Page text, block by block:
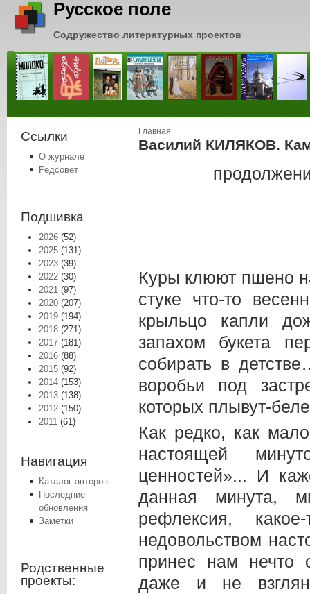
Русское поле
Содружество литературных проектов
Ссылки
О журнале
Редсовет
Подшивка
2026 (52)
2025 (131)
2023 (39)
2022 (30)
2021 (97)
2020 (207)
2019 (194)
2018 (271)
2017 (181)
2016 (88)
2015 (92)
2014 (153)
2013 (138)
2012 (150)
2011 (61)
Навигация
Каталог авторов
Последние
обновления
Заметки
Родственные
проекты:
Вы здесь
Главная
Василий КИЛЯКОВ.
Куры клюют пшено
стуке что-то
крыльцо капли
запахом букета
собирать в
воробьи под
которых плывут-
Как редко, как
настоящей
ценностей»... И
данная минута,
рефлексия,
недовольством
принес нам нечто
даже и не